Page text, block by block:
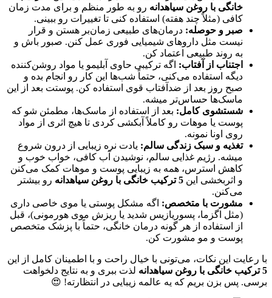
خانگی با روغن سیاهدانه رو به طور منظم و برای مدت زمان
کافی (مثلاً چند هفته) استفاده کنی تا تغییرات رو ببینی.
صبر و حوصله: درمان‌های طبیعی زمان‌بر هستن و قرار
نیست مثل داروهای شیمیایی فوری عمل کنن. صبور باش و
به روند طبیعی اعتماد کن.
اجتناب از آفتاب: اگه ترکیبی حاوی آبلیمو یا مواد روشن‌کننده
دیگه استفاده می‌کنی، حتماً شب‌ها این کار رو انجام بده و
صبح روز بعد از ضدآفتاب قوی استفاده کن. پوستت بعد از این
ماسک‌ها حساس‌تر میشه.
شستشوی کامل: بعد از استفاده از ماسک‌ها، مطمئن شو که
پوست یا موهات رو کاملاً آبکشی کردی تا هیچ اثری از مواد
روی اونا نمونه.
تغذیه و سبک زندگی سالم: یادت نره زیبایی از درون شروع
میشه. رژیم غذایی سالم، نوشیدن آب کافی، خواب خوب و
کاهش استرس، همه به زیبایی پوست و موهات کمک می‌کنن
و اثربخشی این 5 ترکیب خانگی با روغن سیاهدانه
رو بیشتر
می‌کنن.
مشورت با متخصص: اگه مشکل پوستی یا موی خاصی داری
(مثل اگزما، پسوریازیس شدید یا ریزش موی هورمونی)، قبل
از استفاده از هر گونه درمان خانگی، حتماً با پزشک متخصص
پوست و مو مشورت کن.
با رعایت این نکات، می‌تونی با خیال راحت و با اطمینان کامل از این
5 ترکیب خانگی با روغن سیاهدانه
لذت ببری و به نتایج دلخواهت
برسی. پس بزن بریم که یه عالمه زیبایی در انتظارته! 😍